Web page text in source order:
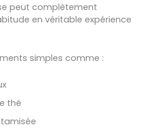
peut complètement
en véritable expérience
simples comme :
thé